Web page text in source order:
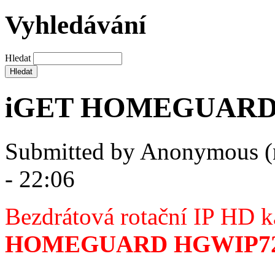
Vyhledávání
Hledat
iGET
Submitted by Anonymous
- 22:06
Bezdrátová rotační IP HD
HOMEGUARD